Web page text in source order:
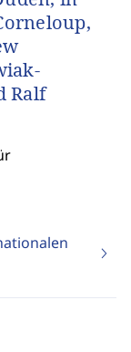
Ralf